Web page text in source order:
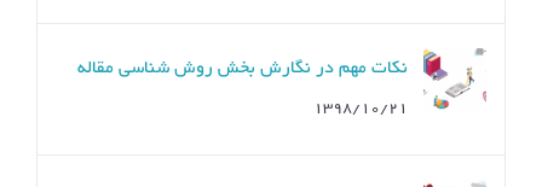
نکات مهم در نگارش بخش روش شناسی مقاله
۱۳۹۸/۱۰/۲۱